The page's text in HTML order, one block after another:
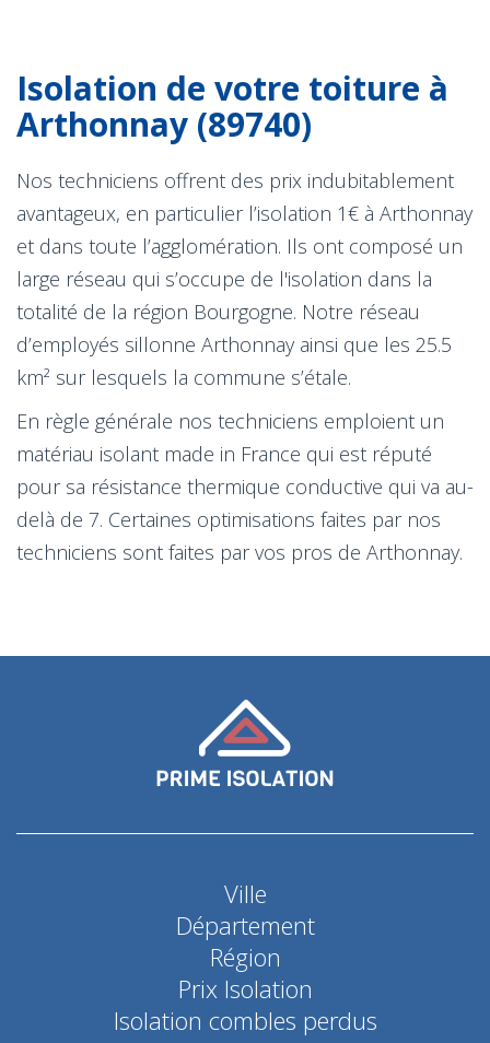
Isolation de votre toiture à
Arthonnay (89740)
Nos techniciens offrent des prix indubitablement
avantageux, en particulier l’isolation 1€ à Arthonnay
et dans toute l’agglomération. Ils ont composé un
large réseau qui s’occupe de l'isolation dans la
totalité de la région Bourgogne. Notre réseau
d’employés sillonne Arthonnay ainsi que les 25.5
km² sur lesquels la commune s’étale.
En règle générale nos techniciens emploient un
matériau isolant made in France qui est réputé
pour sa résistance thermique conductive qui va au-
delà de 7. Certaines optimisations faites par nos
techniciens sont faites par vos pros de Arthonnay.
Ville
Département
Région
Prix Isolation
Isolation combles perdus